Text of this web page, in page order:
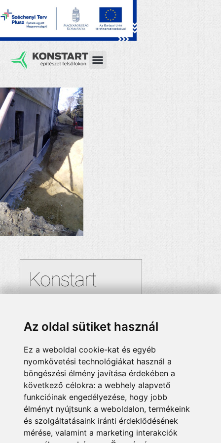
Az oldal sütiket használ
Ez a weboldal cookie-kat és egyéb
nyomkövetési technológiákat használ a
böngészési élmény javítása érdekében a
következő célokra: a webhely alapvető
funkcióinak engedélyezése, hogy jobb
élményt nyújtsunk a weboldalon, termékeink
és szolgáltatásaink iránti érdeklődésének
mérése, valamint a marketing interakciók